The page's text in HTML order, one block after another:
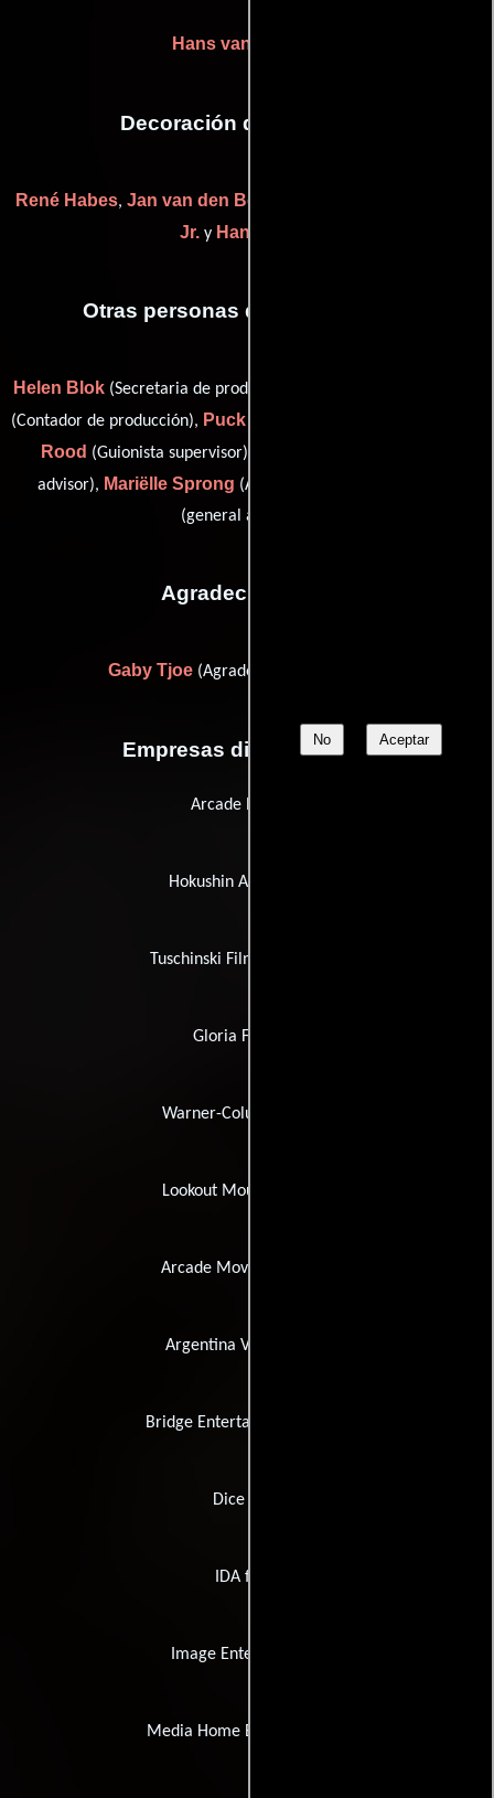
No Aceptar
Hans van Dongen
Decoración de escenario
René Habes, Jan van den Berg
Jr. y Hans Voors
Otras personas que participaron
Helen Blok (Secretaria de producción),
(Contador de producción), Puck de Leeuw
Rood (Guionista supervisor),
advisor), Mariëlle Sprong (Abastecedor) y
(general assistant)
Agradecimientos
Gaby Tjoe (Agradecimiento especial)
Empresas distribuidoras
Arcade Pictures
Hokushin Audio Visual
Tuschinski Film Distribution
Gloria Film A/S
Warner-Columbia Films
Lookout Mountain Films
Arcade Movie Company
Argentina Video Home
Bridge Entertainment Group
Dice DVD
IDA films
Image Entertainment
Media Home Entertainment